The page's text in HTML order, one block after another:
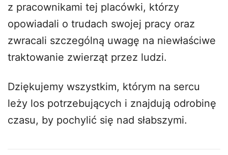
z pracownikami tej placówki, którzy
opowiadali o trudach swojej pracy oraz
zwracali szczególną uwagę na niewłaściwe
traktowanie zwierząt przez ludzi.
Dziękujemy wszystkim, którym na sercu
leży los potrzebujących i znajdują odrobinę
czasu, by pochylić się nad słabszymi.